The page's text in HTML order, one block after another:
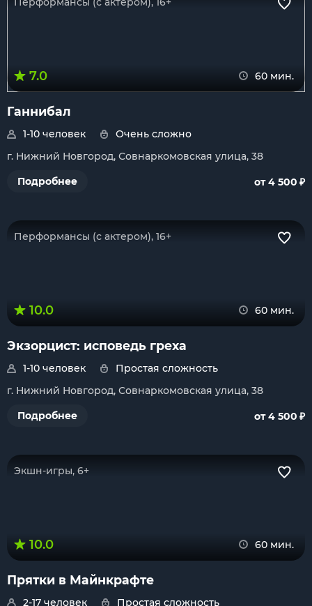
7.0 60 мин.
Ганнибал
1-10 человек
Очень сложно
г. Нижний Новгород, Совнаркомовская улица, 38
Подробнее
от 4 500 ₽
Перформансы (с актером), 16+
10.0 60 мин.
Экзорцист: исповедь греха
1-10 человек
Простая сложность
г. Нижний Новгород, Совнаркомовская улица, 38
Подробнее
от 4 500 ₽
Экшн-игры, 6+
10.0 60 мин.
Прятки в Майнкрафте
2-17 человек
Простая сложность